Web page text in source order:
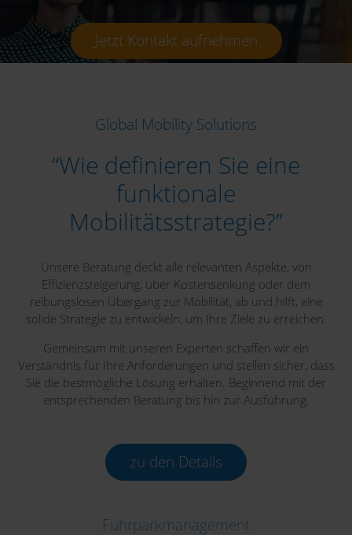
Jetzt Kontakt aufnehmen
Global Mobility Solutions
“Wie definieren Sie eine
funktionale
Mobilitätsstrategie?”
Unsere Beratung deckt alle relevanten Aspekte, von
Effizienzsteigerung, über Kostensenkung oder dem
reibungslosen Übergang zur Mobilität, ab und hilft, eine
solide Strategie zu entwickeln, um Ihre Ziele zu erreichen.
Gemeinsam mit unseren Experten schaffen wir ein
Verständnis für Ihre Anforderungen und stellen sicher, dass
Sie die bestmögliche Lösung erhalten. Beginnend mit der
entsprechenden Beratung bis hin zur Ausführung.
zu den Details
Fuhrparkmanagement